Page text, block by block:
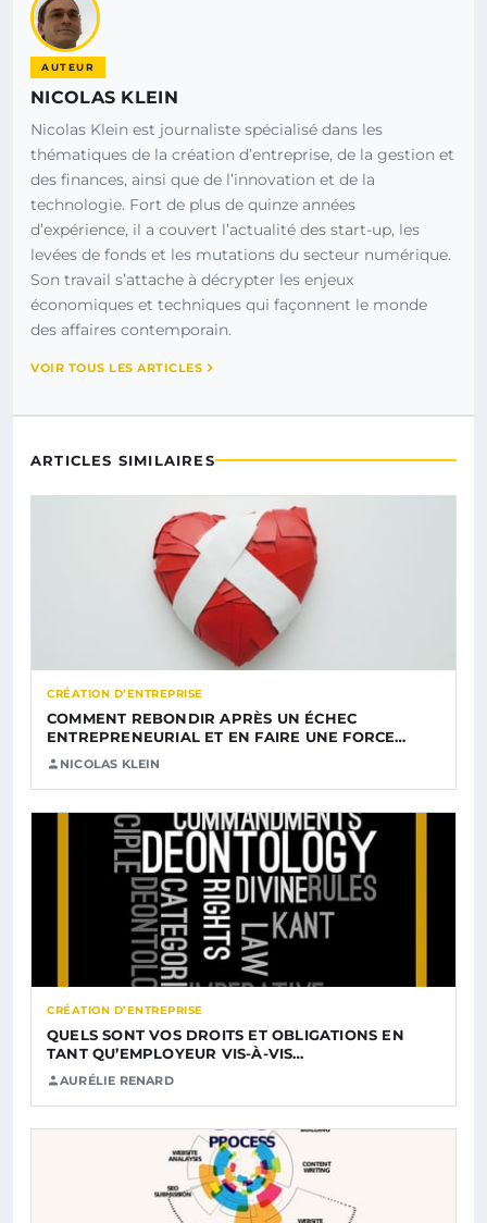
AUTEUR
NICOLAS KLEIN
Nicolas Klein est journaliste spécialisé dans les
thématiques de la création d’entreprise, de la gestion et
des finances, ainsi que de l’innovation et de la
technologie. Fort de plus de quinze années
d’expérience, il a couvert l’actualité des start-up, les
levées de fonds et les mutations du secteur numérique.
Son travail s’attache à décrypter les enjeux
économiques et techniques qui façonnent le monde
des affaires contemporain.
VOIR TOUS LES ARTICLES
ARTICLES SIMILAIRES
CRÉATION D’ENTREPRISE
COMMENT REBONDIR APRÈS UN ÉCHEC
ENTREPRENEURIAL ET EN FAIRE UNE FORCE…
NICOLAS KLEIN
CRÉATION D’ENTREPRISE
QUELS SONT VOS DROITS ET OBLIGATIONS EN
TANT QU’EMPLOYEUR VIS-À-VIS…
AURÉLIE RENARD